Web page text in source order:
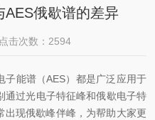
AES俄歇谱的差异
点击次数：2594
子能谱（AES）都是广泛应用于
通过光电子特征峰和俄歇电子特
出现俄歇峰伴峰，为帮助大家更